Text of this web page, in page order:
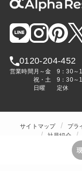
0120-204-452
営業時間 月～金
9：30～
祝・土
9：30～
日曜
定休
サイトマップ プラ
社員紹介